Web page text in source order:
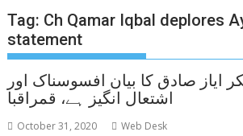
Tag: Ch Qamar Iqbal deplores
statement
ایاز صادق کا بیان افسوسناک اور
اشتعال انگیز ہے، قمراقبا
October 31, 2020 Web Desk